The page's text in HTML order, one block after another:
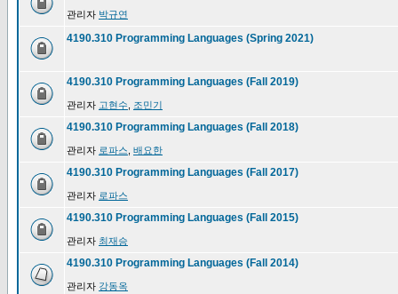
관리자 박규연
4190.310 Programming Languages (Spring 2021)
4190.310 Programming Languages (Fall 2019)
관리자 고현수 조민기
4190.310 Programming Languages (Fall 2018)
관리자 로파스 배요한
4190.310 Programming Languages (Fall 2017)
관리자 로파스
4190.310 Programming Languages (Fall 2015)
관리자 최재승
4190.310 Programming Languages (Fall 2014)
관리자 강동옥